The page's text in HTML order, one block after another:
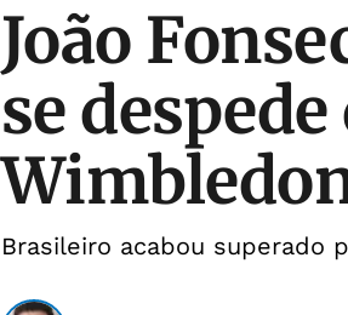
João
se
Brasileiro acabou superado